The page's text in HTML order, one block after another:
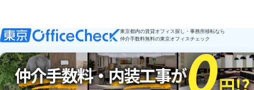
東京都内の賃貸オフィス探し・事務所移転なら
仲介手数料無料の東京オフィスチェック